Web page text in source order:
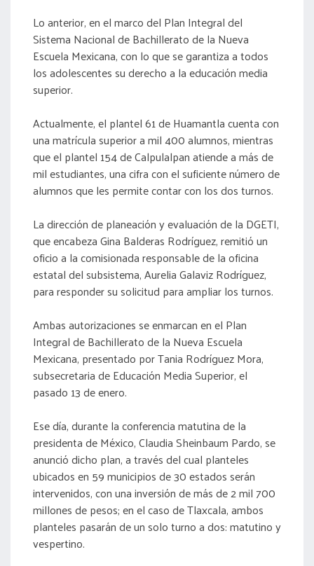
Lo anterior, en el marco del Plan Integral del
Sistema Nacional de Bachillerato de la Nueva
Escuela Mexicana, con lo que se garantiza a todos
los adolescentes su derecho a la educación media
superior.
Actualmente, el plantel 61 de Huamantla cuenta con
una matrícula superior a mil 400 alumnos, mientras
que el plantel 154 de Calpulalpan atiende a más de
mil estudiantes, una cifra con el suficiente número de
alumnos que les permite contar con los dos turnos.
La dirección de planeación y evaluación de la DGETI,
que encabeza Gina Balderas Rodríguez, remitió un
oficio a la comisionada responsable de la oficina
estatal del subsistema, Aurelia Galaviz Rodríguez,
para responder su solicitud para ampliar los turnos.
Ambas autorizaciones se enmarcan en el Plan
Integral de Bachillerato de la Nueva Escuela
Mexicana, presentado por Tania Rodríguez Mora,
subsecretaria de Educación Media Superior, el
pasado 13 de enero.
Ese día, durante la conferencia matutina de la
presidenta de México, Claudia Sheinbaum Pardo, se
anunció dicho plan, a través del cual planteles
ubicados en 59 municipios de 30 estados serán
intervenidos, con una inversión de más de 2 mil 700
millones de pesos; en el caso de Tlaxcala, ambos
planteles pasarán de un solo turno a dos: matutino y
vespertino.